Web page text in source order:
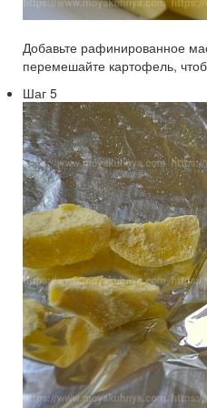
Добавьте рафинированное
перемешайте картофель,
Шаг 5